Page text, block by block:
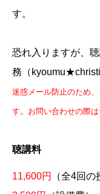
す。
恐れ入りますが、
務（
迷惑メール防止のため
す。お問い合わせの際
聴講料
11,600円 （全4回